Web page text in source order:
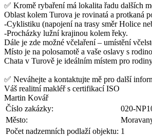
✅ Kromě rybaření má lokalita řadu dalších
Oblast kolem Turova je rovinatá a protkaná
-Cyklistiku (napojení na trasy směr Holice
-Procházky lužní krajinou kolem řeky.
Dále je zde možné včelaření – umístění
Místo je na polosamotě a vaše oslavy s
Chata v Turově je ideálním místem pro
✅ Neváhejte a kontaktujte mě pro další
Váš realitní makléř s certifikací ISO
Martin Kovář
Číslo zakázky:
020-
Město:
Počet nadzemních podlaží objektu: 1